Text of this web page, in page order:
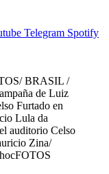
Telegram Spotify
BRASIL /
de Luiz
Furtado en
Lula da
auditorio Celso
Zina/